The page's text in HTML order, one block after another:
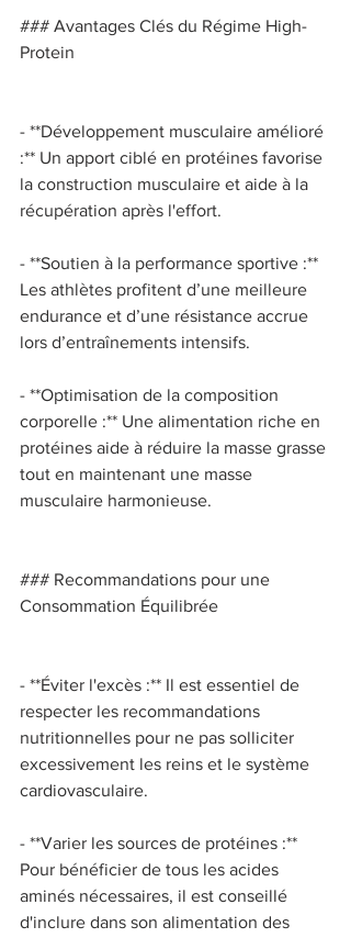
### Avantages Clés du Régime High-
Protein
- **Développement musculaire amélioré
:** Un apport ciblé en protéines favorise
la construction musculaire et aide à la
récupération après l'effort.
- **Soutien à la performance sportive :**
Les athlètes profitent d’une meilleure
endurance et d’une résistance accrue
lors d’entraînements intensifs.
- **Optimisation de la composition
corporelle :** Une alimentation riche en
protéines aide à réduire la masse grasse
tout en maintenant une masse
musculaire harmonieuse.
### Recommandations pour une
Consommation Équilibrée
- **Éviter l'excès :** Il est essentiel de
respecter les recommandations
nutritionnelles pour ne pas solliciter
excessivement les reins et le système
cardiovasculaire.
- **Varier les sources de protéines :**
Pour bénéficier de tous les acides
aminés nécessaires, il est conseillé
d'inclure dans son alimentation des